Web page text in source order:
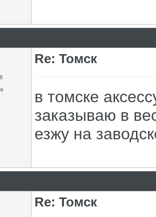
Re: Томск
в томске
заказываю в
езжу на
Re: Томск